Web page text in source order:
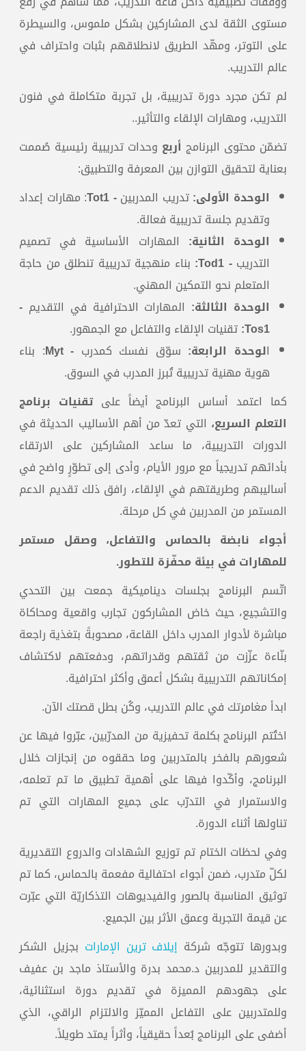
مستوى الثقة لدى المشاركين بشكل ملموس، والسيطرة
على التوتر، ومهّد الطريق لانطلاقهم بثبات واحتراف في
عالم التدريب.
لم تكن مجرد دورة تدريبية، بل تجربة متكاملة في فنون
التدريب، ومهارات الإلقاء والتأثير..
تضمّن محتوى البرنامج أربع وحدات تدريبية رئيسية صُممت
بعناية لتحقيق التوازن بين المعرفة والتطبيق:
الوحدة الأولى:تدريب المدربين- Tot1
: مهارات إعداد
وتقديم جلسة تدريبية فعالة.
الوحدة الثانية: المهارات الأساسية في تصميم
التدريب - Tod1:
بناء منهجية تدريبية تنطلق من حاجة
المتعلم نحو التمكين المهني.
الوحدة الثالثة: المهارات الاحترافية في التقديم -
Tos1: تقنيات الإلقاء والتفاعل مع الجمهور.
الوحدة الرابعة: سوّق نفسك كمدرب - Myt
: بناء
هوية مهنية تدريبية تُبرز المدرب في السوق.
كما اعتمد أساس البرنامج أيضاً علىتقنيات برنامج
التعلم السريع، التي تعدّ من أهم الأساليب الحديثة في
الدورات التدريبية، ما ساعد المشاركين على الارتقاء
بأدائهم تدريجياً مع مرور الأيام، وأدى إلى تطوّرٍ واضح في
أساليبهم وطريقتهم في الإلقاء، رافق ذلك تقديم الدعم
المستمر من المدربين في كل مرحلة.
أجواء نابضة بالحماس والتفاعل، وصقل مستمر
للمهارات في بيئة محفّزة للتطور.
اتّسم البرنامج بجلسات ديناميكية جمعت بين التحدي
والتشجيع، حيث خاض المشاركون تجارب واقعية ومحاكاة
مباشرة لأدوار المدرب داخل القاعة، مصحوبةً بتغذية راجعة
بنّاءة عزّزت من ثقتهم وقدراتهم، ودفعتهم لاكتشاف
إمكاناتهم التدريبية بشكل أعمق وأكثر احترافية.
ابدأ مغامرتك في عالم التدريب، وكُن بطل قصتك الآن.
اختُتم البرنامج بكلمة تحفيزية من المدرّبين، عبّروا فيها عن
شعورهم بالفخر بالمتدربين وما حققوه من إنجازات خلال
البرنامج، وأكّدوا فيها على أهمية تطبيق ما تم تعلمه،
والاستمرار في التدرّب على جميع المهارات التي تم
تناولها أثناء الدورة.
وفي لحظات الختام تم توزيع الشهادات والدروع التقديرية
لكلّ متدرب، ضمن أجواء احتفالية مفعمة بالحماس، كما تم
توثيق المناسبة بالصور والفيديوهات التذكاريّة التي عبّرت
عن قيمة التجربة وعمق الأثر بين الجميع.
وبدورها تتوجّه شركة إيلاف ترين الإمارات بجزيل الشكر
والتقدير للمدربين د.محمد بدرة والأستاذ ماجد بن عفيف
على جهودهم المميزة في تقديم دورة استثنائية،
وللمتدربين على التفاعل المميّز والالتزام الراقي، الذي
أضفى على البرنامج بُعداً حقيقياً، وأثراً يمتد طويلاً.